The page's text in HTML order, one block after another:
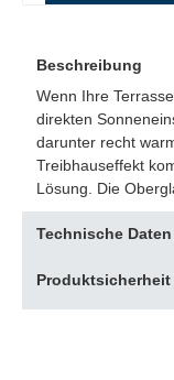
Beschreibung
Wenn Ihre
direkten
darunter recht
Treibhauseffekt
Lösung. Die
Technische Daten
Produktsicherheit